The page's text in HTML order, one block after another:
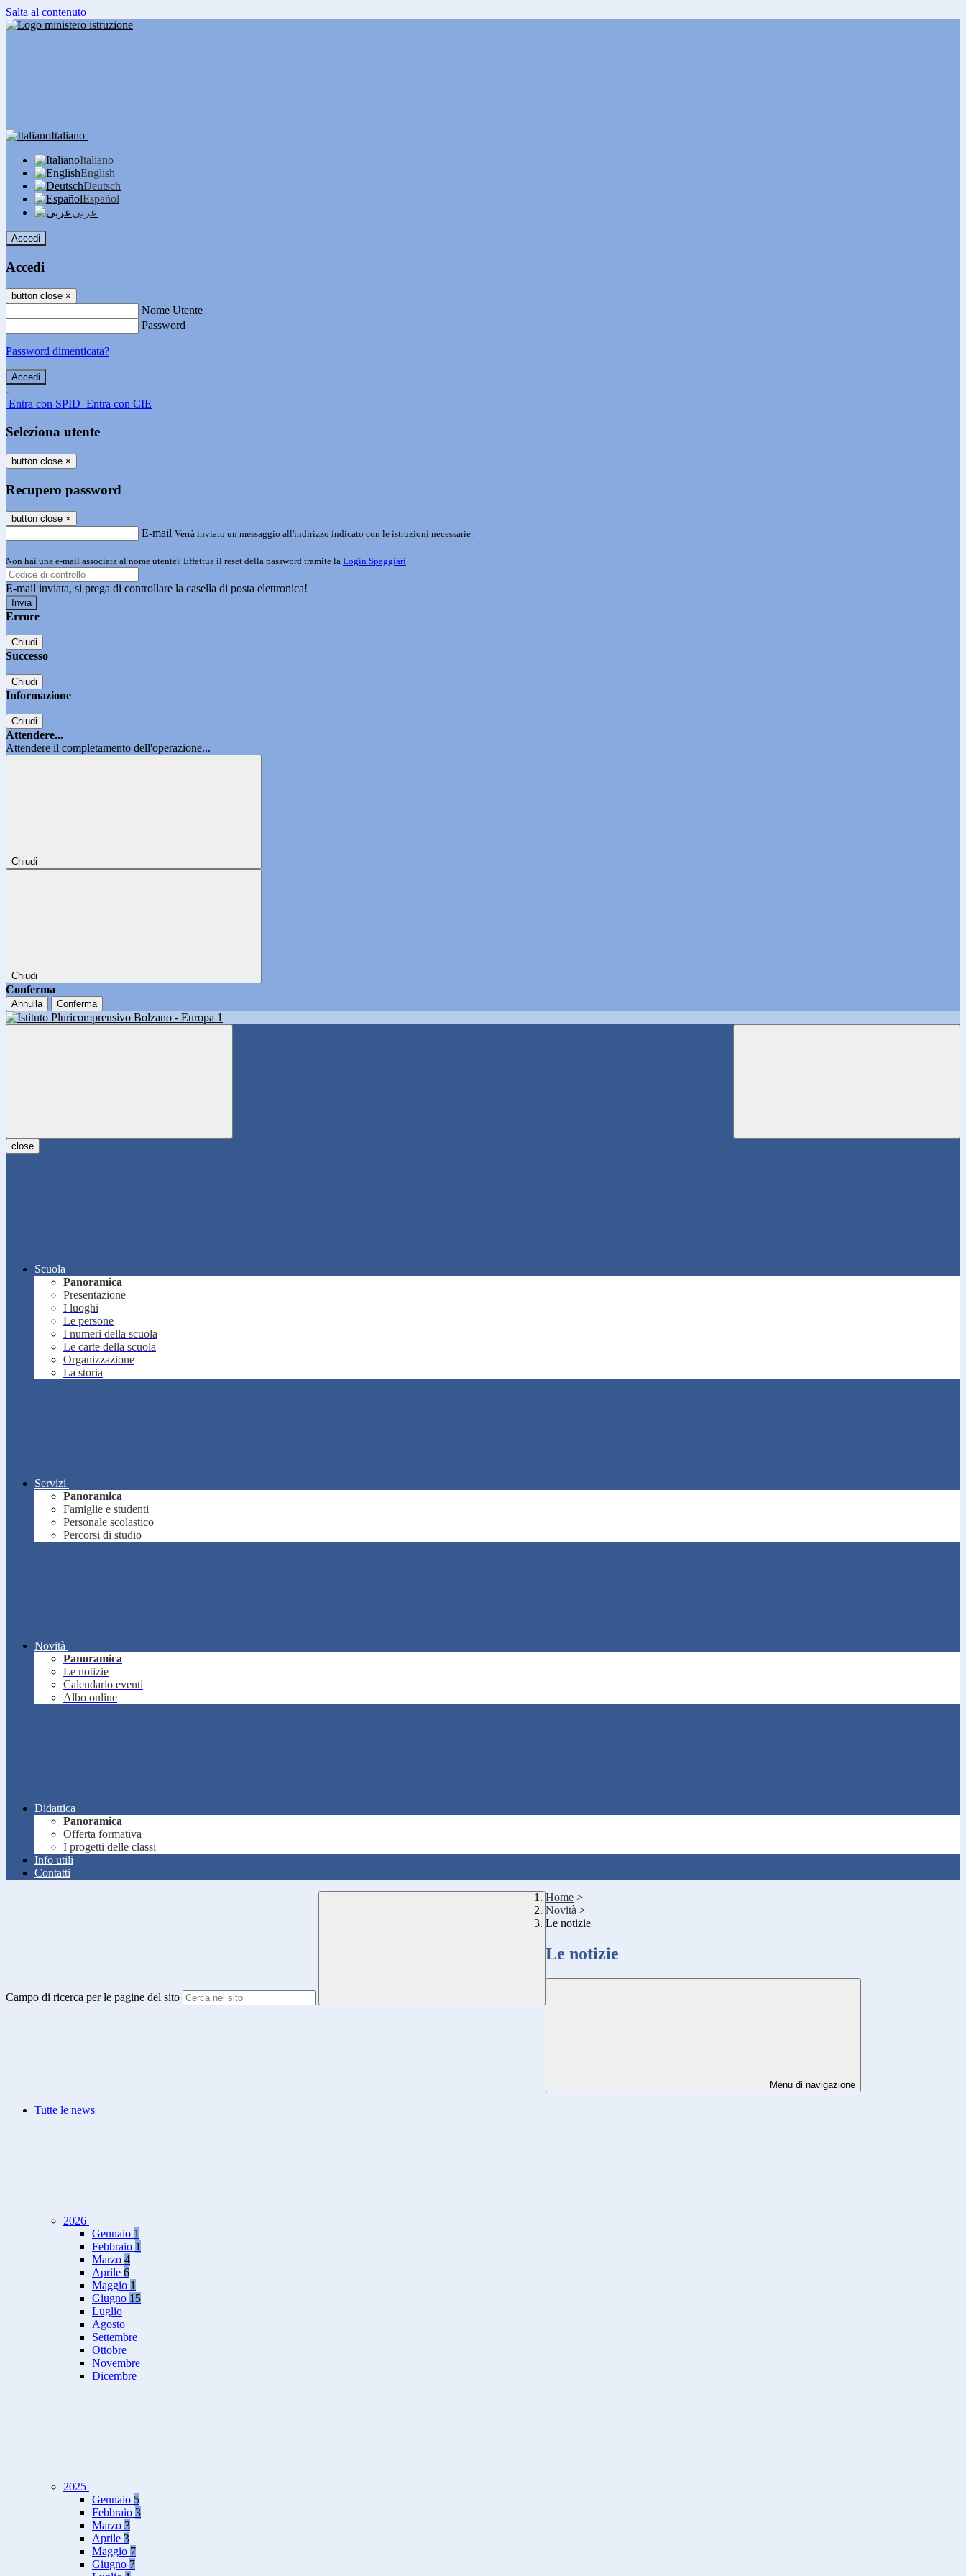
Salta al contenuto
Italiano
Italiano
English
Deutsch
Español
عربى
Accedi
Accedi
button close ×
Nome Utente
Password
Password dimenticata?
-
Entra con SPID Entra con CIE
Seleziona utente
button close ×
Recupero password
button close ×
E-mail Verrà inviato un messaggio all'indirizzo indicato con le istruzioni necessarie.
Non hai una e-mail associata al nome utente? Effettua il reset della password tramite la Login Spaggiari
E-mail inviata, si prega di controllare la casella di posta elettronica!
Errore
Chiudi
Successo
Chiudi
Informazione
Chiudi
Attendere...
Attendere il completamento dell'operazione...
Chiudi
Chiudi
Conferma
Annulla Conferma
close
Scuola
Panoramica
Presentazione
I luoghi
Le persone
I numeri della scuola
Le carte della scuola
Organizzazione
La storia
Servizi
Panoramica
Famiglie e studenti
Personale scolastico
Percorsi di studio
Novità
Panoramica
Le notizie
Calendario eventi
Albo online
Didattica
Panoramica
Offerta formativa
I progetti delle classi
Info utili
Contatti
Campo di ricerca per le pagine del sito
Home >
Novità >
Le notizie
Le notizie
Menu di navigazione
Tutte le news
2026
Gennaio 1
Febbraio 1
Marzo 4
Aprile 6
Maggio 1
Giugno 15
Luglio
Agosto
Settembre
Ottobre
Novembre
Dicembre
2025
Gennaio 5
Febbraio 3
Marzo 3
Aprile 3
Maggio 7
Giugno 7